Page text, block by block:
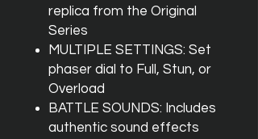
replica from the Original
Series
MULTIPLE SETTINGS: Set
phaser dial to Full, Stun, or
Overload
BATTLE SOUNDS: Includes
authentic sound effects